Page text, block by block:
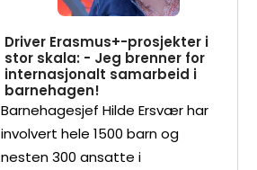
Driver Erasmus+-prosjekter i
stor skala: - Jeg brenner for
internasjonalt samarbeid i
barnehagen!
Barnehagesjef Hilde Ersvær har
involvert hele 1500 barn og
nesten 300 ansatte i